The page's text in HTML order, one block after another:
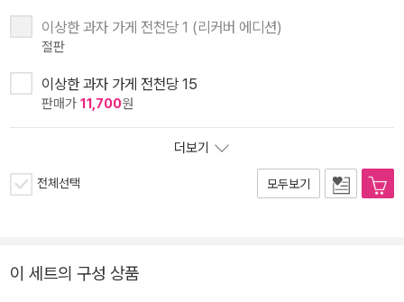
이상한 과자 가게 전천당 1 (리커버 에디션)
절판
이상한 과자 가게 전천당 15
판매가 11,700원
더보기
전체선택 모두보기
이 세트의 구성 상품